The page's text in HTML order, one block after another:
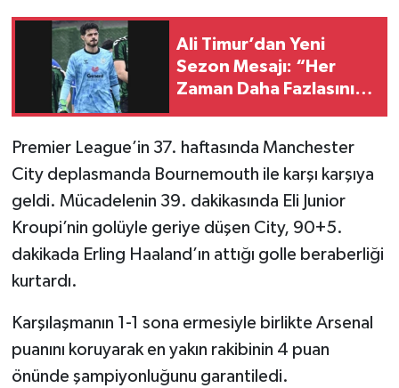
Ali Timur’dan Yeni
Sezon Mesajı: “Her
Zaman Daha Fazlasını
Premier League’in 37. haftasında Manchester
City deplasmanda Bournemouth ile karşı karşıya
geldi. Mücadelenin 39. dakikasında Eli Junior
Kroupi’nin golüyle geriye düşen City, 90+5.
dakikada Erling Haaland’ın attığı golle beraberliği
kurtardı.
Karşılaşmanın 1-1 sona ermesiyle birlikte Arsenal
puanını koruyarak en yakın rakibinin 4 puan
önünde şampiyonluğunu garantiledi.